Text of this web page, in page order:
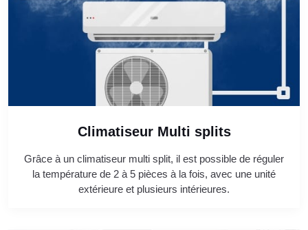
Climatiseur Multi splits
Grâce à un climatiseur multi split, il est possible de réguler
la température de 2 à 5 pièces à la fois, avec une unité
extérieure et plusieurs intérieures.